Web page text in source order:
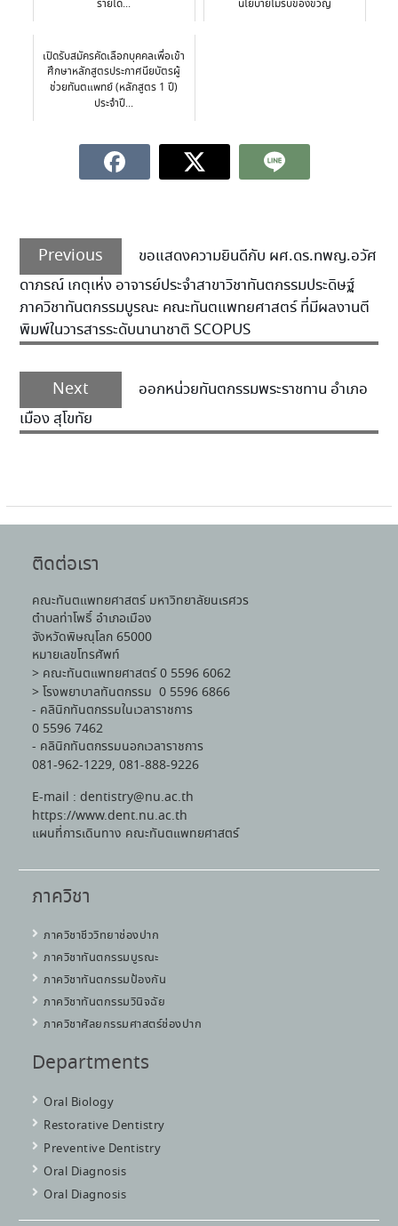
รายได้... นโยบายไม่รับของขวัญ
เปิดรับสมัครคัดเลือกบุคคลเพื่อเข้า
ศึกษาหลักสูตรประกาศนียบัตรผู้
ช่วยทันตแพทย์ (หลักสูตร 1 ปี)
ประจำปี...
Previous
ขอแสดงความยินดีกับ ผศ.ดร.ทพญ.อวัศ
ดาภรณ์ เกตุเห่ง อาจารย์ประจำสาขาวิชาทันตกรรมประดิษฐ์
ภาควิชาทันตกรรมบูรณะ คณะทันตแพทยศาสตร์ ที่มีผลงานตี
พิมพ์ในวารสารระดับนานาชาติ SCOPUS
Next
ออกหน่วยทันตกรรมพระราชทาน อำเภอ
เมือง สุโขทัย
ติดต่อเรา
คณะทันตแพทยศาสตร์ มหาวิทยาลัยนเรศวร
ตำบลท่าโพธิ์ อำเภอเมือง
จังหวัดพิษณุโลก 65000
หมายเลขโทรศัพท์
> คณะทันตแพทยศาสตร์ 0 5596 6062
> โรงพยาบาลทันตกรรม 0 5596 6866
- คลินิกทันตกรรมในเวลาราชการ
0 5596 7462
- คลินิกทันตกรรมนอกเวลาราชการ
081-962-1229, 081-888-9226
E-mail : dentistry@nu.ac.th
https://www.dent.nu.ac.th
แผนที่การเดินทาง คณะทันตแพทยศาสตร์
ภาควิชา
ภาควิชาชีววิทยาช่องปาก
ภาควิชาทันตกรรมบูรณะ
ภาควิชาทันตกรรมป้องกัน
ภาควิชาทันตกรรมวินิจฉัย
ภาควิชาศัลยกรรมศาสตร์ช่องปาก
Departments
Oral Biology
Restorative Dentistry
Preventive Dentistry
Oral Diagnosis
Oral Diagnosis